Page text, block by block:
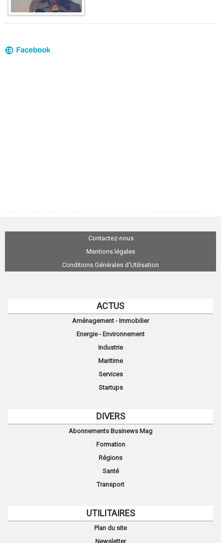
Contactez-nous
Mentions légales
Conditions Générales d'Utilisation
ACTUS
Aménagement - Immobilier
Energie - Environnement
Industrie
Maritime
Services
Startups
DIVERS
Abonnements Businews Mag
Formation
Régions
Santé
Transport
UTILITAIRES
Plan du site
Newsletter